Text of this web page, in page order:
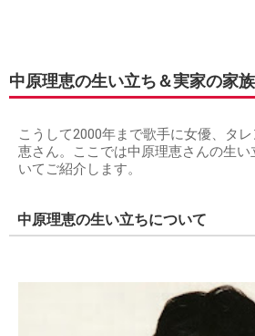
中原理恵の生い立ち＆実家の家
こうして2000年まで歌手に女優、タ
恵さん。ここでは中原理恵さんの生
いてご紹介します。
中原理恵の生い立ちについて